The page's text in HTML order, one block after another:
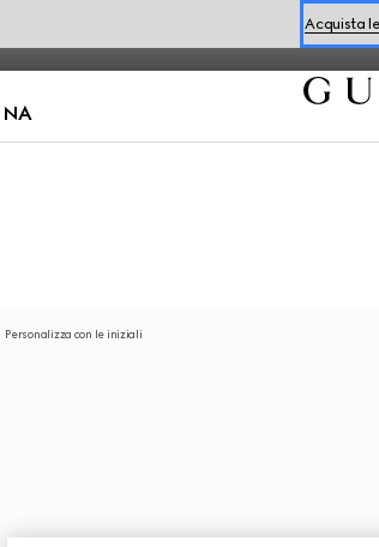
Acquista
Prenota un
mettono in risalto il motivo Flora, perfetto per la
Personalizza con le iniziali